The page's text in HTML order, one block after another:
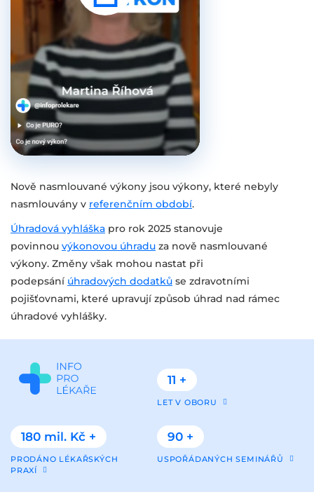
Nově nasmlouvané výkony jsou výkony, které nebyly
nasmlouvány v referenčním období.
Úhradová vyhláška pro rok 2025 stanovuje
povinnou výkonovou úhradu za nově nasmlouvané
výkony. Změny však mohou nastat při
podepsání úhradových dodatků se zdravotními
pojišťovnami, které upravují způsob úhrad nad rámec
úhradové vyhlášky.
11 +
LET V OBORU
180 mil. Kč +
PRODÁNO LÉKAŘSKÝCH
PRAXÍ
90 +
USPOŘÁDANÝCH SEMINÁŘŮ